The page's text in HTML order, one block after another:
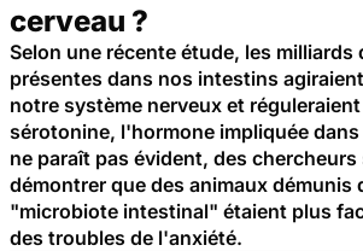
cerveau ?
Selon une récente étude, les milliards
présentes dans nos intestins
notre système nerveux et
sérotonine, l'hormone impliquée dans
ne paraît pas évident, des
démontrer que des animaux démunis
"microbiote intestinal" étaient plus
des troubles de l'anxiété.